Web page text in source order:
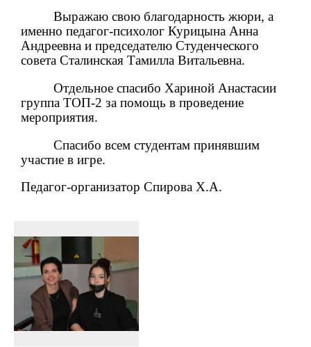
Выражаю свою благодарность жюри, а
именно педагог-психолог Курицына Анна
Андреевна и председателю Студенческого
совета Сталинская Тамилла Витальевна.
Отдельное спасибо Хариной Анастасии
группа ТОП-2 за помощь в проведение
мероприятия.
Спасибо всем студентам принявшим
участие в игре.
Педагог-организатор Спирова Х.А.